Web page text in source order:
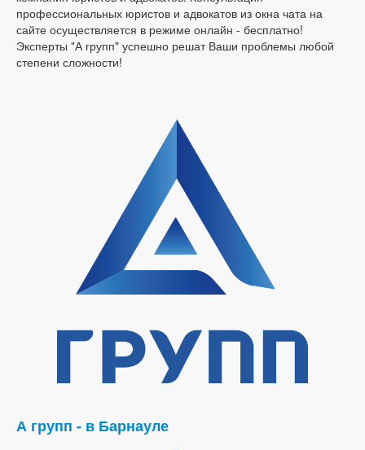
профессиональных юристов и адвокатов из окна чата на
сайте осуществляется в режиме онлайн - бесплатно!
Эксперты "А групп" успешно решат Ваши проблемы любой
степени сложности!
А групп - в Барнауле